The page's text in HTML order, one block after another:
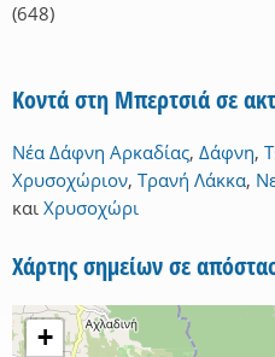
(648)
Κοντά στη Μπερτσιά σε
Νέα Δάφνη Αρκαδίας, Δάφνη,
Χρυσοχώριον, Τρανή Λάκκα,
και Χρυσοχώρι
Χάρτης σημείων σε
+